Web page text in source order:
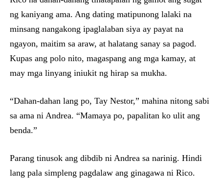
ng kaniyang ama. Ang dating matipunong lalaki na
minsang nangakong ipaglalaban siya ay payat na
ngayon, maitim sa araw, at halatang sanay sa pagod.
Kupas ang polo nito, magaspang ang mga kamay, at
may mga linyang iniukit ng hirap sa mukha.
“Dahan-dahan lang po, Tay Nestor,” mahina nitong sabi
sa ama ni Andrea. “Mamaya po, papalitan ko ulit ang
benda.”
Parang tinusok ang dibdib ni Andrea sa narinig. Hindi
lang pala simpleng pagdalaw ang ginagawa ni Rico.